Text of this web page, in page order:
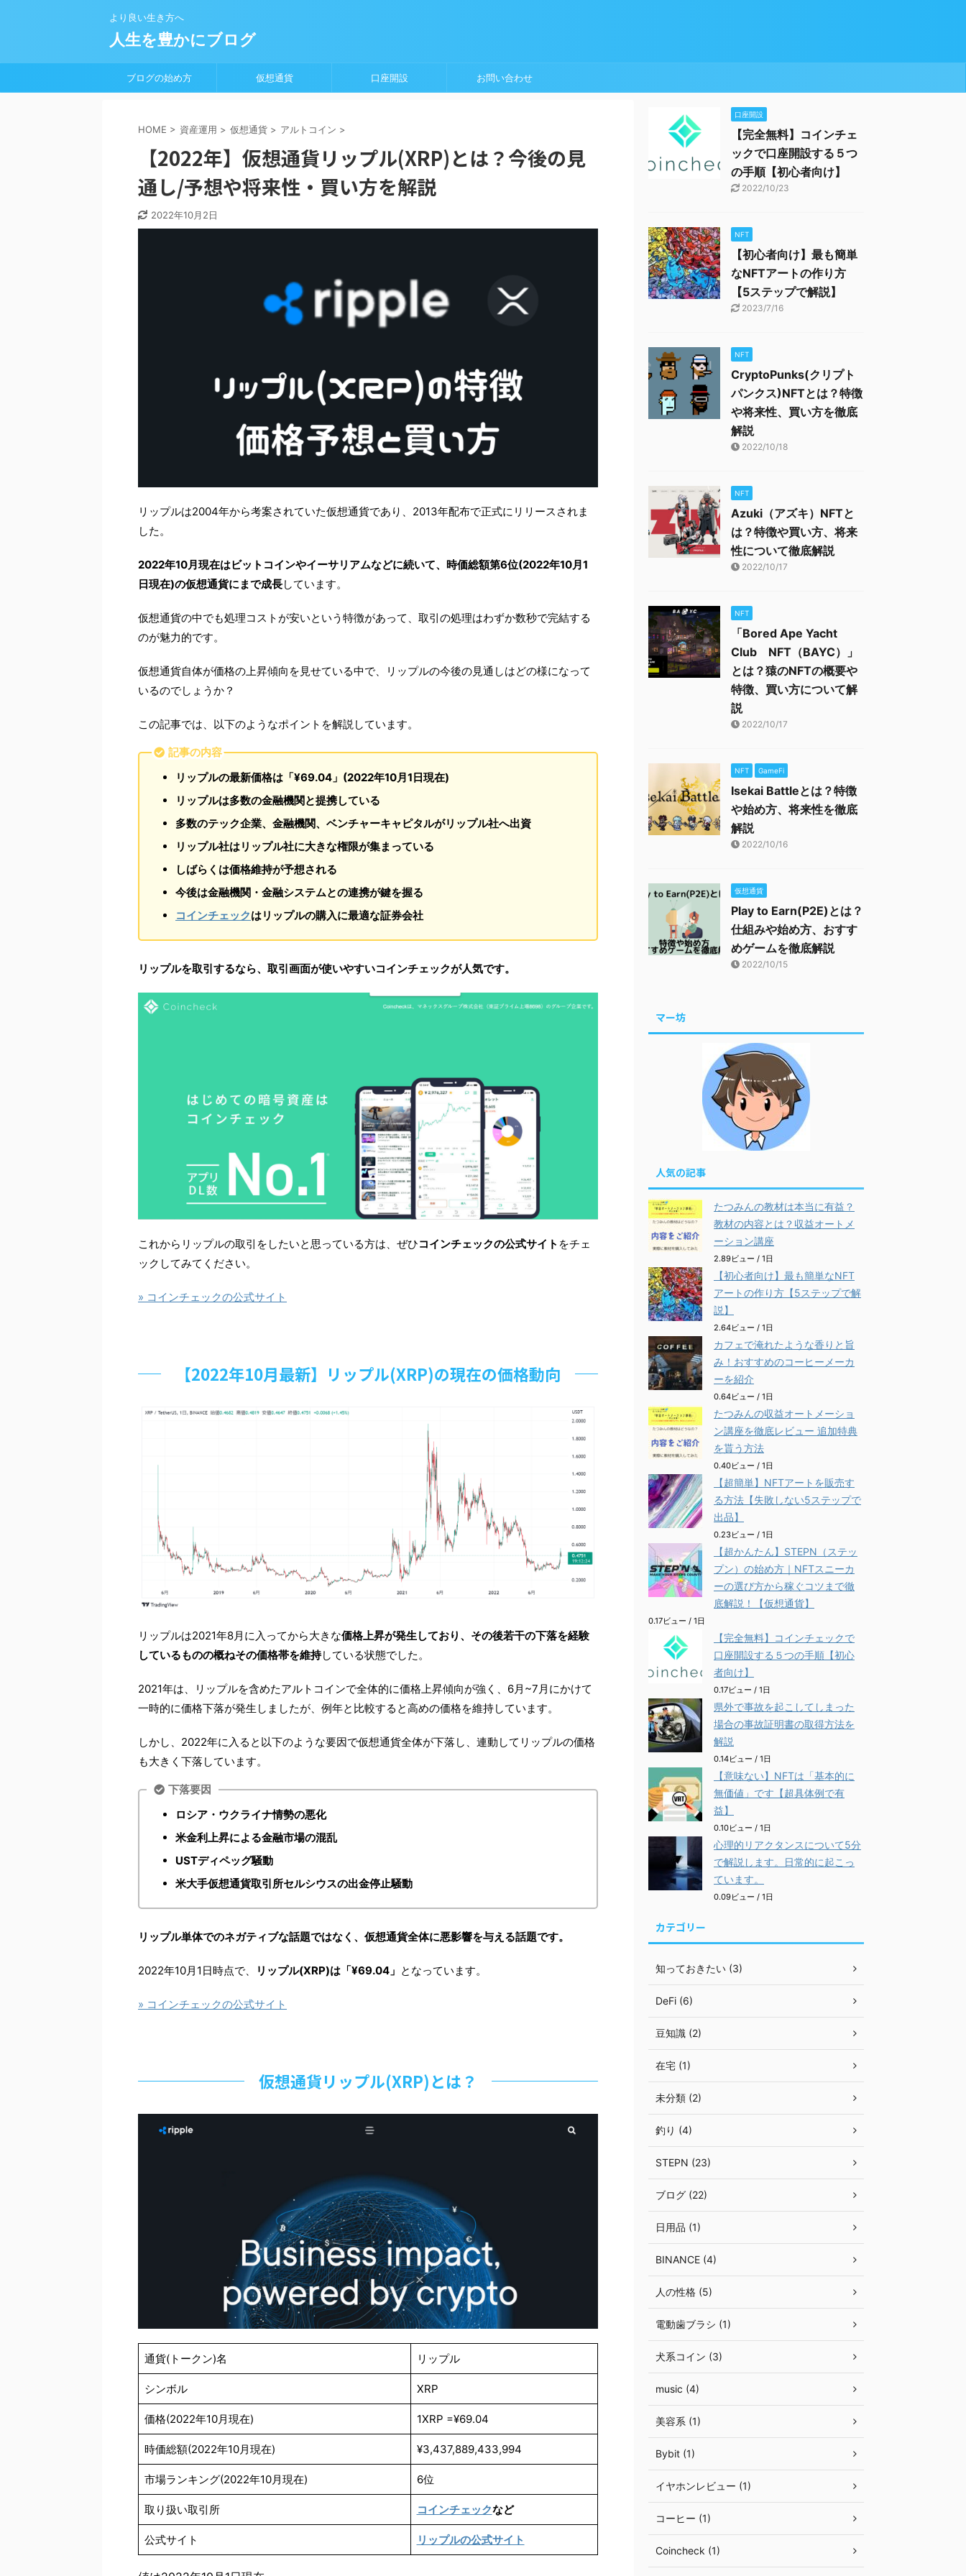
より良い生き方へ
人生を豊かにブログ
ブログの始め方 仮想通貨 口座開設 お問い合わせ
HOME > 資産運用 > 仮想通貨 > アルトコイン >
【2022年】仮想通貨リップル(XRP)とは？今後の見
通し/予想や将来性・買い方を解説
2022年10月2日
リップルは2004年から考案されていた仮想通貨であり、2013年配布で正式にリリースされま
した。
2022年10月現在はビットコインやイーサリアムなどに続いて、時価総額第6位(2022年10月1
日現在)の仮想通貨にまで成長しています。
仮想通貨の中でも処理コストが安いという特徴があって、取引の処理はわずか数秒で完結する
のが魅力的です。
仮想通貨自体が価格の上昇傾向を見せている中で、リップルの今後の見通しはどの様になって
いるのでしょうか？
この記事では、以下のようなポイントを解説しています。
記事の内容
リップルの最新価格は「¥69.04 」(2022年10月1日現在)
リップルは多数の金融機関と提携している
多数のテック企業、金融機関、ベンチャーキャピタルがリップル社へ出資
リップル社はリップル社に大きな権限が集まっている
しばらくは価格維持が予想される
今後は金融機関・金融システムとの連携が鍵を握る
コインチェックはリップルの購入に最適な証券会社
リップルを取引するなら、取引画面が使いやすいコインチェックが人気です。
これからリップルの取引をしたいと思っている方は、ぜひコインチェックの公式サイト をチェ
ックしてみてください。
» コインチェックの公式サイト
【2022年10月最新】リップル(XRP)の現在の価格動向
リップルは2021年8月に入ってから大きな価格上昇が発生しており、その後若干の下落を経験
しているものの概ねその価格帯を維持している状態でした。
2021年は、リップルを含めたアルトコインで全体的に価格上昇傾向が強く、6月~7月にかけて
一時的に価格下落が発生しましたが、例年と比較すると高めの価格を維持しています。
しかし、2022年に入ると以下のような要因で仮想通貨全体が下落し、連動してリップルの価格
も大きく下落しています。
下落要因
ロシア・ウクライナ情勢の悪化
米金利上昇による金融市場の混乱
USTディペッグ騒動
米大手仮想通貨取引所セルシウスの出金停止騒動
リップル単体でのネガティブな話題ではなく、仮想通貨全体に悪影響を与える話題です。
2022年10月1日時点で、 リップル(XRP)は「¥69.04」 となっています。
» コインチェックの公式サイト
仮想通貨リップル(XRP)とは？
通貨(トークン)名 リップル
シンボル XRP
価格(2022年10月現在) 1XRP =¥69.04
時価総額(2022年10月現在) ¥3,437,889,433,994
市場ランキング(2022年10月現在) 6位
取り扱い取引所 コインチェックなど
公式サイト リップルの公式サイト
口座開設
【完全無料】コインチェ
ックで口座開設する５つ
の手順【初心者向け】
2022/10/23
NFT
【初心者向け】最も簡単
なNFTアートの作り方
【5ステップで解説】
2023/7/16
NFT
CryptoPunks(クリプト
パンクス)NFTとは？特徴
や将来性、買い方を徹底
解説
2022/10/18
NFT
Azuki（アズキ）NFTと
は？特徴や買い方、将来
性について徹底解説
2022/10/17
NFT
「Bored Ape Yacht
Club NFT（BAYC）」
とは？猿のNFTの概要や
特徴、買い方について解
説
2022/10/17
NFT GameFi
Isekai Battleとは？特徴
や始め方、将来性を徹底
解説
2022/10/16
仮想通貨
Play to Earn(P2E)とは？
仕組みや始め方、おすす
めゲームを徹底解説
2022/10/15
マー坊
人気の記事
たつみんの教材は本当に有益？
教材の内容とは？収益オートメ
ーション講座
2.89ビュー / 1日
【初心者向け】最も簡単なNFT
アートの作り方【5ステップで解
説】
2.64ビュー / 1日
カフェで淹れたような香りと旨
み！おすすめのコーヒーメーカ
ーを紹介
0.64ビュー / 1日
たつみんの収益オートメーショ
ン講座を徹底レビュー 追加特典
を貰う方法
0.40ビュー / 1日
【超簡単】NFTアートを販売す
る方法【失敗しない5ステップで
出品】
0.23ビュー / 1日
【超かんたん】STEPN（ステッ
プン）の始め方｜NFTスニーカ
ーの選び方から稼ぐコツまで徹
底解説！【仮想通貨】
0.17ビュー / 1日
【完全無料】コインチェックで
口座開設する５つの手順【初心
者向け】
0.17ビュー / 1日
県外で事故を起こしてしまった
場合の事故証明書の取得方法を
解説
0.14ビュー / 1日
【意味ない】NFTは「基本的に
無価値」です【超具体例で有
益】
0.10ビュー / 1日
心理的リアクタンスについて5分
で解説します。日常的に起こっ
ています。
0.09ビュー / 1日
カテゴリー
知っておきたい (3)
DeFi (6)
豆知識 (2)
在宅 (1)
未分類 (2)
釣り (4)
STEPN (23)
ブログ (22)
日用品 (1)
BINANCE (4)
人の性格 (5)
電動歯ブラシ (1)
犬系コイン (3)
music (4)
美容系 (1)
Bybit (1)
イヤホンレビュー (1)
コーヒー (1)
Coincheck (1)